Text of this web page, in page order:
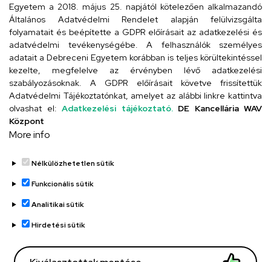
4024 Debrecen, Kossuth utca 33.
Szervezeti telefonkönyv
UD telefonkönyv
Adatvédelem
Adatvédelem
Régi oldal
Egyetem a 2018. május 25. napjától kötelezően alkalmazandó
Általános Adatvédelmi Rendelet alapján felülvizsgálta
folyamatait és beépítette a GDPR előírásait az adatkezelési és
adatvédelmi tevékenységébe. A felhasználók személyes
adatait a Debreceni Egyetem korábban is teljes körültekintéssel
kezelte, megfelelve az érvényben lévő adatkezelési
szabályozásoknak. A GDPR előírásait követve frissítettük
Adatvédelmi Tájékoztatónkat, amelyet az alábbi linkre kattintva
olvashat el: Adatkezelési tájékoztató. DE Kancellária WAV
Központ
More info
Nélkülözhetetlen sütik
Funkcionális sütik
Analitikai sütik
Hirdetési sütik